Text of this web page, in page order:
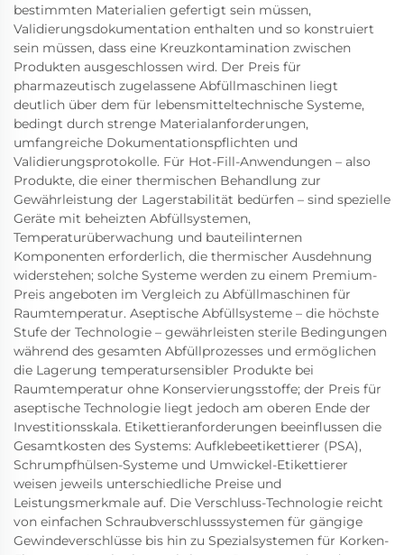
bestimmten Materialien gefertigt sein müssen,
Validierungsdokumentation enthalten und so konstruiert
sein müssen, dass eine Kreuzkontamination zwischen
Produkten ausgeschlossen wird. Der Preis für
pharmazeutisch zugelassene Abfüllmaschinen liegt
deutlich über dem für lebensmitteltechnische Systeme,
bedingt durch strenge Materialanforderungen,
umfangreiche Dokumentationspflichten und
Validierungsprotokolle. Für Hot-Fill-Anwendungen – also
Produkte, die einer thermischen Behandlung zur
Gewährleistung der Lagerstabilität bedürfen – sind spezielle
Geräte mit beheizten Abfüllsystemen,
Temperaturüberwachung und bauteilinternen
Komponenten erforderlich, die thermischer Ausdehnung
widerstehen; solche Systeme werden zu einem Premium-
Preis angeboten im Vergleich zu Abfüllmaschinen für
Raumtemperatur. Aseptische Abfüllsysteme – die höchste
Stufe der Technologie – gewährleisten sterile Bedingungen
während des gesamten Abfüllprozesses und ermöglichen
die Lagerung temperatursensibler Produkte bei
Raumtemperatur ohne Konservierungsstoffe; der Preis für
aseptische Technologie liegt jedoch am oberen Ende der
Investitionsskala. Etikettieranforderungen beeinflussen die
Gesamtkosten des Systems: Aufklebeetikettierer (PSA),
Schrumpfhülsen-Systeme und Umwickel-Etikettierer
weisen jeweils unterschiedliche Preise und
Leistungsmerkmale auf. Die Verschluss-Technologie reicht
von einfachen Schraubverschlusssystemen für gängige
Gewindeverschlüsse bis hin zu Spezialsystemen für Korken-